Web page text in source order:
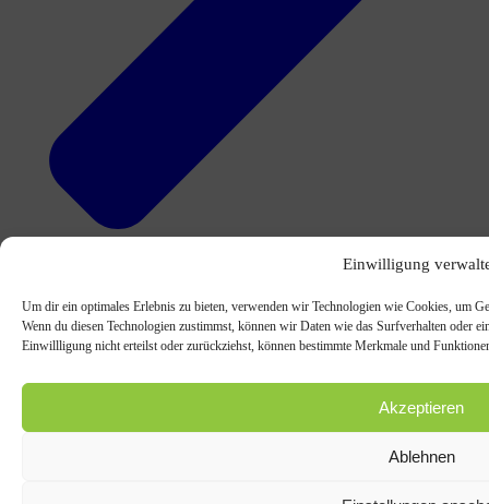
Wenn du diesen Technologien zustimmst, können wir Daten wie das Surfverhalten oder
Einwillligung nicht erteilst oder zurückziehst, können bestimmte Merkmale und
Athletik-Zirkel für Läufer